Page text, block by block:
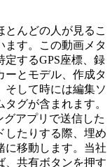
んどの人が見るこ
ます。この動画メタ
するGPS座標、録
ーとモデル、作成タ
そして時には編集ソ
グが含まれます。
グアプリで送信した
したりする際、埋め
に移動します。当社
、共有ボタンを押す